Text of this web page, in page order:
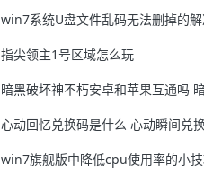
win7系统U盘文件乱码无法删掉的
指尖领主1号区域怎么玩
暗黑破坏神不朽安卓和苹果互通吗 暗黑
心动回忆兑换码是什么 心动瞬间兑
win7旗舰版中降低cpu使用率的小技巧 win7如